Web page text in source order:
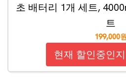
초 배터리 1개 세트,
트
199,000
현재 할인중인